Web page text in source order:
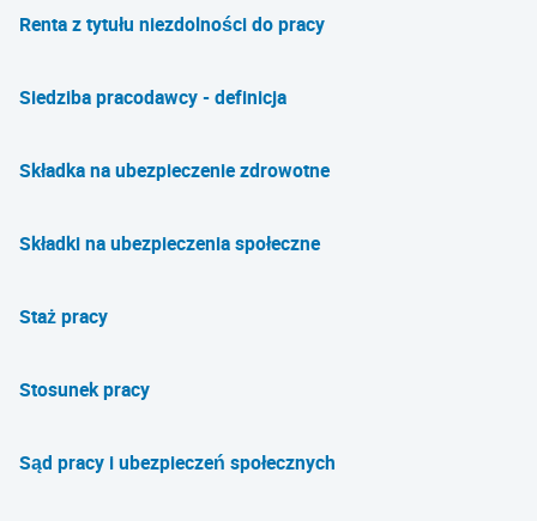
Renta z tytułu niezdolności do pracy
Siedziba pracodawcy - definicja
Składka na ubezpieczenie zdrowotne
Składki na ubezpieczenia społeczne
Staż pracy
Stosunek pracy
Sąd pracy i ubezpieczeń społecznych